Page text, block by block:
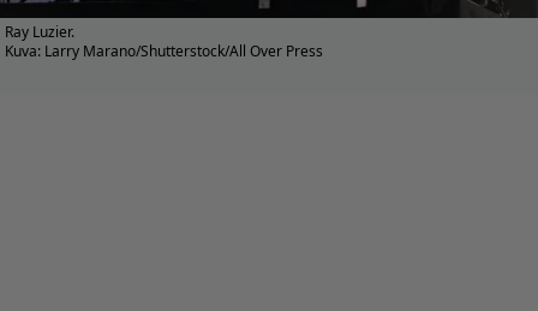
Ray Luzier.
Kuva: Larry Marano/Shutterstock/All Over Press